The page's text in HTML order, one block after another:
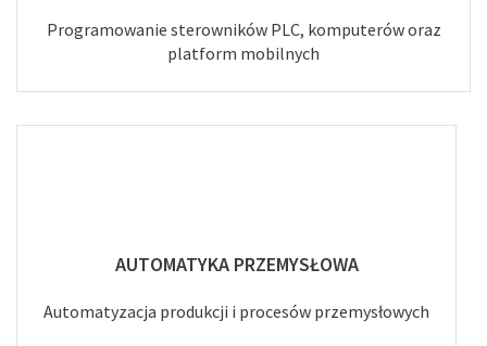
Programowanie sterowników PLC, komputerów oraz
platform mobilnych
AUTOMATYKA PRZEMYSŁOWA
Automatyzacja produkcji i procesów przemysłowych